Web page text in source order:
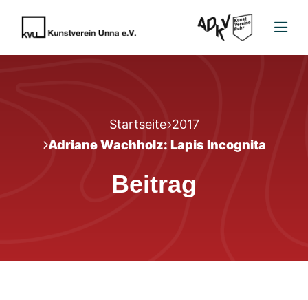
Startseite 2017
Adriane Wachholz: Lapis Incognita
Beitrag